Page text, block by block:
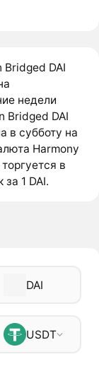
DAI
недели
Bridged DAI
в субботу на
Harmony
в
1 DAI.
DAI
USDT